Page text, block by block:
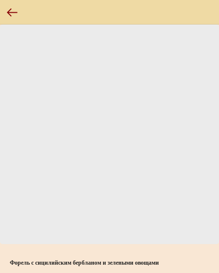
Форель с сицилийским бербланом и зелеными овощами